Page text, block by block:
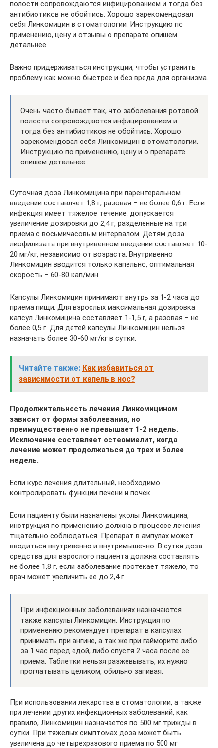
полости сопровождаются инфицированием и тогда без
антибиотиков не обойтись. Хорошо зарекомендовал
себя Линкомицин в стоматологии. Инструкцию по
применению, цену и отзывы о препарате опишем
детальнее.
Важно придерживаться инструкции, чтобы устранить
проблему как можно быстрее и без вреда для организма.
Очень часто бывает так, что заболевания ротовой
полости сопровождаются инфицированием и
тогда без антибиотиков не обойтись. Хорошо
зарекомендовал себя Линкомицин в стоматологии.
Инструкцию по применению, цену и о препарате
опишем детальнее.
Суточная доза Линкомицина при парентеральном
введении составляет 1,8 г, разовая – не более 0,6 г. Если
инфекция имеет тяжелое течение, допускается
увеличение дозировки до 2,4 г, разделенные на три
приема с восьмичасовым интервалом. Детям доза
лиофилизата при внутривенном введении составляет 10-
20 мг/кг, независимо от возраста. Внутривенно
Линкомицин вводится только капельно, оптимальная
скорость – 60-80 кап/мин.
Капсулы Линкомицин принимают внутрь за 1-2 часа до
приема пищи. Для взрослых максимальная дозировка
капсул Линкомицина составляет 1-1,5 г, а разовая – не
более 0,5 г. Для детей капсулы Линкомицин нельзя
назначать более 30-60 мг/кг в сутки.
Читайте также: Как избавиться от
зависимости от капель в нос?
Продолжительность лечения Линкомицином
зависит от формы заболевания, но
преимущественно не превышает 1-2 недель.
Исключение составляет остеомиелит, когда
лечение может продолжаться до трех и более
недель.
Если курс лечения длительный, необходимо
контролировать функции печени и почек.
Если пациенту были назначены уколы Линкомицина,
инструкция по применению должна в процессе лечения
тщательно соблюдаться. Препарат в ампулах может
вводиться внутривенно и внутримышечно. В сутки доза
средства для взрослого пациента должна составлять
не более 1,8 г, если заболевание протекает тяжело, то
врач может увеличить ее до 2,4 г.
При инфекционных заболеваниях назначаются
также капсулы Линкомицин. Инструкция по
применению рекомендует препарат в капсулах
принимать при ангине, а так же при гайморите либо
за 1 час перед едой, либо спустя 2 часа после ее
приема. Таблетки нельзя разжевывать, их нужно
проглатывать целиком, обильно запивая.
При использовании лекарства в стоматологии, а также
при лечении других инфекционных заболеваний, как
правило, Линкомицин назначается по 500 мг трижды в
сутки. При тяжелых симптомах доза может быть
увеличена до четырехразового приема по 500 мг